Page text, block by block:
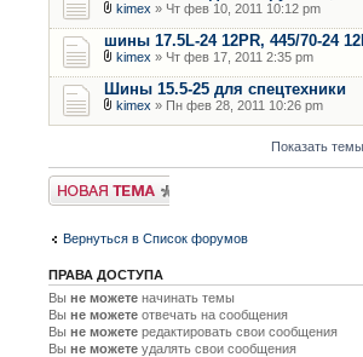
kimex » Чт фев 10, 2011 10:12 pm
шины 17.5L-24 12PR, 445/70-24
kimex » Чт фев 17, 2011 2:35 pm
Шины 15.5-25 для спецтехники
kimex » Пн фев 28, 2011 10:26 pm
Показать
Новая тема
Вернуться в Список форумов
ПРАВА ДОСТУПА
Вы не можете начинать темы
Вы не можете отвечать на сообщения
Вы не можете редактировать свои сообщения
Вы не можете удалять свои сообщения